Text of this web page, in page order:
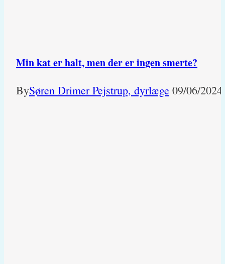
Min kat er halt, men der er ingen smerte?
BySøren Drimer Pejstrup, dyrlæge 09/06/2024